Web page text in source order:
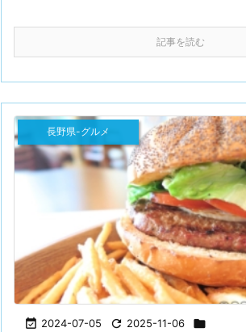
記事を読む
 2024-07-05  2025-11-06 
長野県-グルメ